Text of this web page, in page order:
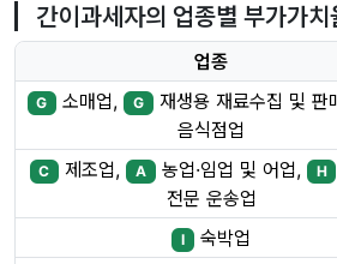
간이과세자의 업종별 부가가
업종
G 소매업, G 재생용 재료수집 및 판
음식점업
C 제조업, A 농업·임업 및 어업, H
전문 운송업
I 숙박업